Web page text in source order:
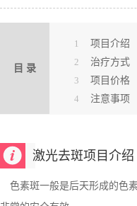
目 录
1
项目介绍
2
治疗方式
3
项目价格
4
注意事项
激光去斑项目介绍
色素斑一般是后天形成的色